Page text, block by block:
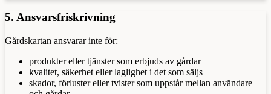
5. Ansvarsfriskrivning
Gårdskartan ansvarar inte för:
produkter eller tjänster som erbjuds av gårdar
kvalitet, säkerhet eller laglighet i det som säljs
skador, förluster eller tvister som uppstår mellan användare